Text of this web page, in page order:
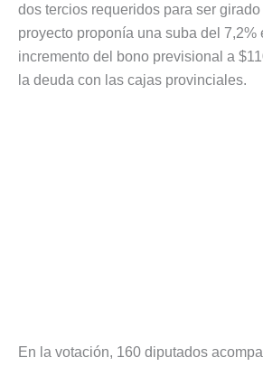
dos tercios requeridos para ser girado
proyecto proponía una suba del 7,2%
incremento del bono previsional a
la deuda con las cajas provinciales.
En la votación, 160 diputados